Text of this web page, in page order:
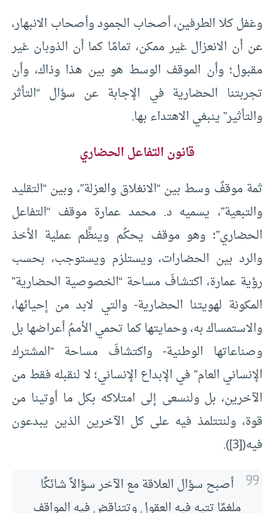
وغفل كلا الطرفين، أصحاب الجمود وأصحاب الانبهار،
عن أن الانعزال غير ممكن، تمامًا كما أن الذوبان غير
مقبول؛ وأن الموقف الوسط هو بين هذا وذاك، وأن
تجربتنا الحضارية في الإجابة عن سؤال “التأثر
والتأثير” ينبغي الاهتداء بها.
قانونالتفاعل الحضاري
ثمة موقفٌ وسط بين “الانغلاق والعزلة”، وبين “التقليد
والتبعية”، يسميه د. محمد عمارة موقف “التفاعل
الحضاري”؛ وهو موقف يحكُم وينظِّم عملية الأخذ
والرد بين الحضارات، ويستلزم ويستوجب، بحسب
رؤية عمارة، اكتشافَ مساحة “الخصوصية الحضارية”
المكونة لهويتنا الحضارية- والتي لابد من إحيائها،
والاستمساك به، وحمايتها كما تحمي الأممُ أعراضها بل
وصناعاتها الوطنية- واكتشافَ مساحة “المشترك
الإنساني العام” في الإبداع الإنساني؛ لا لنقبله فقط من
الآخرين، بل ولنسعى إلى امتلاكه بكل ما أوتينا من
قوة، ولنتتلمذ فيه على كل الآخرين الذين يبدعون
فيه([3]
).
أصبح سؤال العلاقة مع الآخر سؤالاً شائكًا
ملغمًا تتيه فيه العقول وتتناقض فيه المواقف